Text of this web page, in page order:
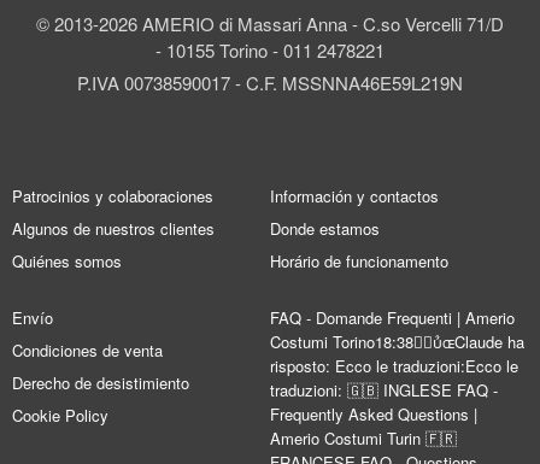
© 2013-2026 AMERIO di Massari Anna - C.so Vercelli 71/D
- 10155 Torino - 011 2478221
P.IVA 00738590017 - C.F. MSSNNA46E59L219N
Patrocinios y colaboraciones
Algunos de nuestros clientes
Quiénes somos
Información y contactos
Donde estamos
Horário de funcionamento
Envío
Condiciones de venta
Derecho de desistimiento
Cookie Policy
FAQ - Domande Frequenti | Amerio
Costumi Torino18:38Claude ha
risposto: Ecco le traduzioni:Ecco le
traduzioni: 🇬🇧 INGLESE FAQ -
Frequently Asked Questions |
Amerio Costumi Turin 🇫🇷